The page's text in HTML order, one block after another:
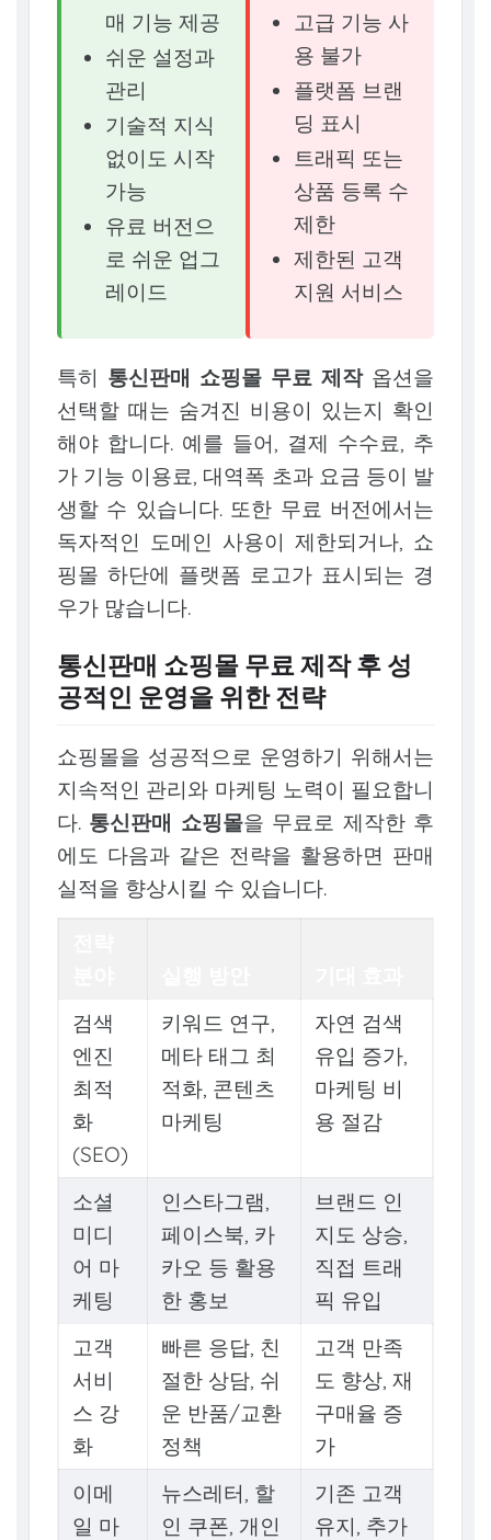
매 기능 제공
쉬운 설정과
관리
기술적 지식
없이도 시작
가능
유료 버전으
로 쉬운 업그
레이드
고급 기능 사
용 불가
플랫폼 브랜
딩 표시
트래픽 또는
상품 등록 수
제한
제한된 고객
지원 서비스
특히 통신판매 쇼핑몰 무료 제작옵션을
선택할 때는 숨겨진 비용이 있는지 확인
해야 합니다. 예를 들어, 결제 수수료, 추
가 기능 이용료, 대역폭 초과 요금 등이 발
생할 수 있습니다. 또한 무료 버전에서는
독자적인 도메인 사용이 제한되거나, 쇼
핑몰 하단에 플랫폼 로고가 표시되는 경
우가 많습니다.
통신판매 쇼핑몰 무료 제작 후 성
공적인 운영을 위한 전략
쇼핑몰을 성공적으로 운영하기 위해서는
지속적인 관리와 마케팅 노력이 필요합니
다. 통신판매 쇼핑몰을 무료로 제작한 후
에도 다음과 같은 전략을 활용하면 판매
실적을 향상시킬 수 있습니다.
검색
엔진
최적
화
(SEO)
키워드 연구,
메타 태그 최
적화, 콘텐츠
마케팅
자연 검색
유입 증가,
마케팅 비
용 절감
소셜
미디
어 마
케팅
인스타그램,
페이스북, 카
카오 등 활용
한 홍보
브랜드 인
지도 상승,
직접 트래
픽 유입
고객
서비
스 강
화
빠른 응답, 친
절한 상담, 쉬
운 반품/교환
정책
고객 만족
도 향상, 재
구매율 증
가
이메
일 마
뉴스레터, 할
인 쿠폰, 개인
기존 고객
유지, 추가